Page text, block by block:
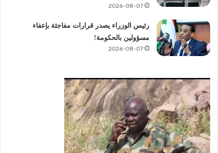
2026-08-07
رئيس الوزراء يصدر قرارات مفاجئة بإعفاء
مسؤولين بالحكومة!
2026-08-07